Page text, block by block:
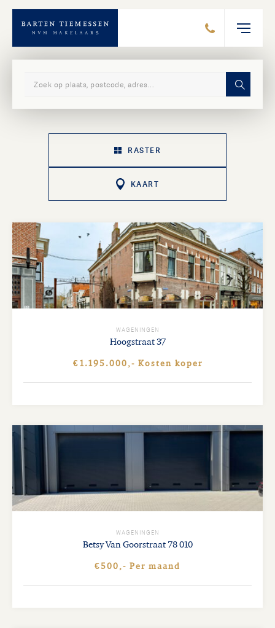
Zoek in ons aanbod
RASTER
KAART
WAGENINGEN
Hoogstraat37
€1.195.000,- Kosten koper
WAGENINGEN
Betsy Van Goorstraat78 010
€500,- Per maand